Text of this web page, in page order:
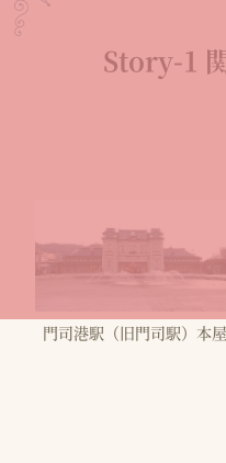
Story-1
門司港駅（旧門司駅）本屋